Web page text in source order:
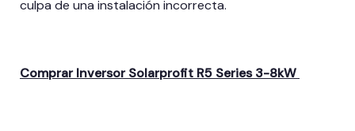
culpa de una instalación incorrecta.
Comprar Inversor Solarprofit R5 Series 3-8kW